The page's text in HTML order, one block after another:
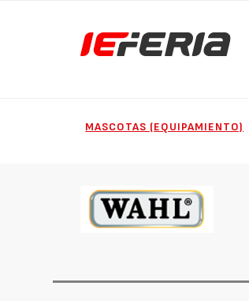
MASCOTAS (EQUIPAMIENTO)